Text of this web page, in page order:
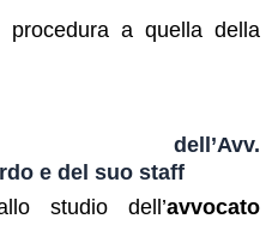
a quella della
dell’Avv.
e del suo staff
studio dell’avvocato